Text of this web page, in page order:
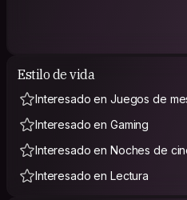
Estilo de vida
Interesado en Juegos de
Interesado en Gaming
Interesado en Noches de
Interesado en Lectura